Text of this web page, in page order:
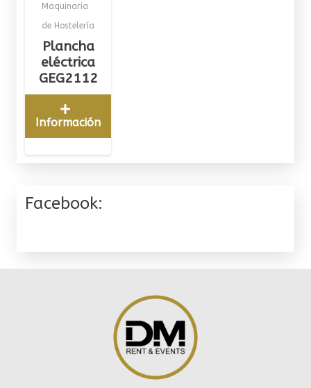
Maquinaria
de Hostelería
Plancha
eléctrica
GEG2112
Información
Facebook: